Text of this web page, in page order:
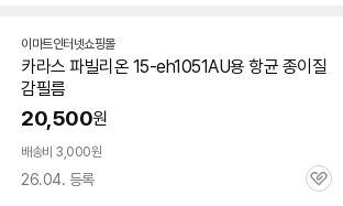
이마트인터넷쇼핑몰
카라스 파빌리온 15-eh1051AU용 항균 종이질
감필름
20,500원
배송비 3,000원
26.04. 등록
관